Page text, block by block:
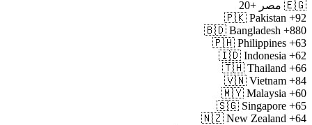
🇪🇬 مصر +20
🇵🇰 Pakistan +92
🇧🇩 Bangladesh +880
🇵🇭 Philippines +63
🇮🇩 Indonesia +62
🇹🇭 Thailand +66
🇻🇳 Vietnam +84
🇲🇾 Malaysia +60
🇸🇬 Singapore +65
🇳🇿 New Zealand +64